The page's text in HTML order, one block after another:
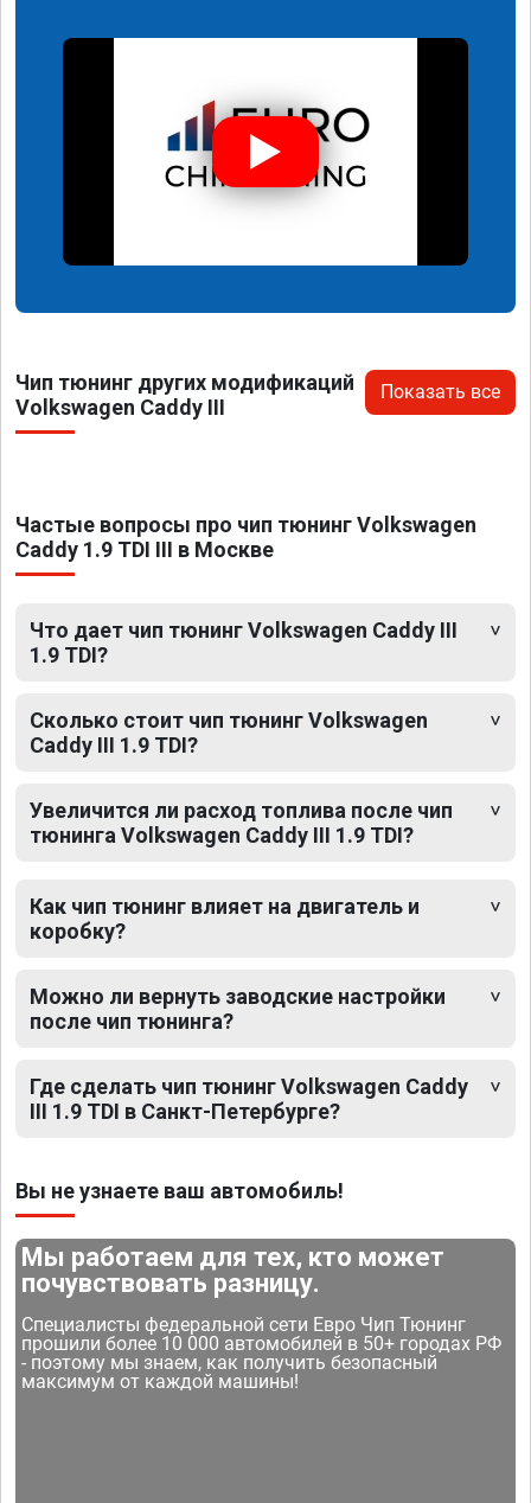
Чип тюнинг других модификаций
Volkswagen Caddy III
Показать все
Частые вопросы про чип тюнинг Volkswagen
Caddy 1.9 TDI III в Москве
Что дает чип тюнинг Volkswagen Caddy III
1.9 TDI?
Сколько стоит чип тюнинг Volkswagen
Caddy III 1.9 TDI?
Увеличится ли расход топлива после чип
тюнинга Volkswagen Caddy III 1.9 TDI?
Как чип тюнинг влияет на двигатель и
коробку?
Можно ли вернуть заводские настройки
после чип тюнинга?
Где сделать чип тюнинг Volkswagen Caddy
III 1.9 TDI в Санкт-Петербурге?
Вы не узнаете ваш автомобиль!
Мы работаем для тех, кто может
почувствовать разницу.
Специалисты федеральной сети Евро Чип Тюнинг
прошили более 10 000 автомобилей в 50+ городах РФ
- поэтому мы знаем, как получить безопасный
максимум от каждой машины!